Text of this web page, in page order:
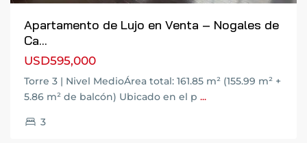
Apartamento de Lujo en Venta – Nogales de
Ca...
USD595,000
Torre 3 | Nivel MedioÁrea total: 161.85 m² (155.99 m² +
5.86 m² de balcón) Ubicado en el p ...
3
de